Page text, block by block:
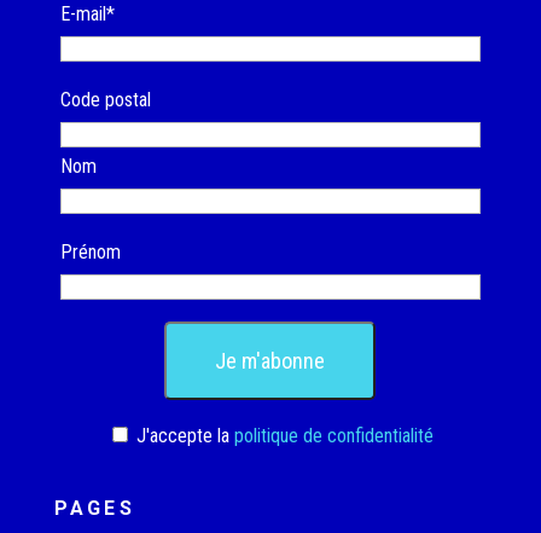
E-mail*
Code postal
Nom
Prénom
J'accepte la politique de confidentialité
PAGES